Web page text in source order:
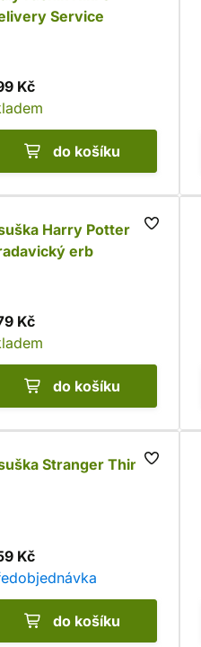
Service
Kč
do košíku
Harry Potter -
erb
Kč
do košíku
Stranger Things
Kč
do košíku